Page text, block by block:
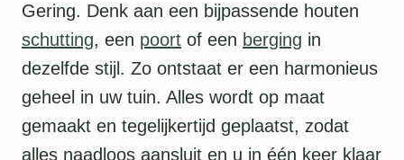
Gering. Denk aan een bijpassende houten
schutting, een poort of een berging in
dezelfde stijl. Zo ontstaat er een harmonieus
geheel in uw tuin. Alles wordt op maat
gemaakt en tegelijkertijd geplaatst, zodat
alles naadloos aansluit en u in één keer klaar